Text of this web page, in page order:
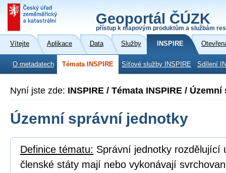
Geoportál ČÚZK
přístup k mapovým produktům a službám
Vítejte Aplikace Data Služby INSPIRE
O metadatech Témata INSPIRE Síťové služby INSPIRE Sdílení
Nyní jste zde: INSPIRE / Témata INSPIRE /
Územní správní jednotky
Definice tématu: Správní jednotky rozdělující
členské státy mají nebo vykonávají